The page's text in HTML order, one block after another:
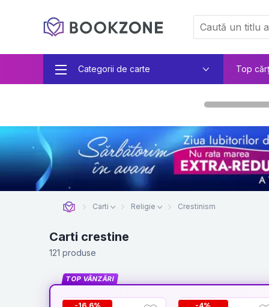
Categorii de carte Top
Carti Religie Crestinism
Carti crestine
121 produse
TOP VÂNZĂRI